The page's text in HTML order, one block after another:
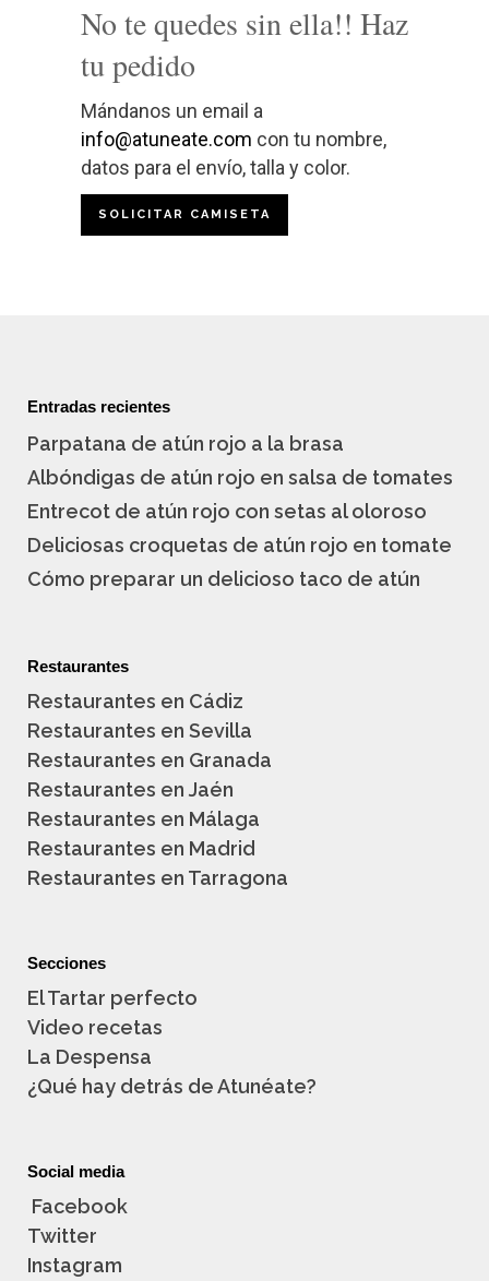
No te quedes sin ella!! Haz
tu pedido
Mándanos un email a
info@atuneate.com con tu nombre,
datos para el envío, talla y color.
SOLICITAR CAMISETA
Entradas recientes
Parpatana de atún rojo a la brasa
Albóndigas de atún rojo en salsa de tomates
Entrecot de atún rojo con setas al oloroso
Deliciosas croquetas de atún rojo en tomate
Cómo preparar un delicioso taco de atún
Restaurantes
Restaurantes en Cádiz
Restaurantes en Sevilla
Restaurantes en Granada
Restaurantes en Jaén
Restaurantes en Málaga
Restaurantes en Madrid
Restaurantes en Tarragona
Secciones
El Tartar perfecto
Video recetas
La Despensa
¿Qué hay detrás de Atunéate?
Social media
Facebook
Twitter
Instagram